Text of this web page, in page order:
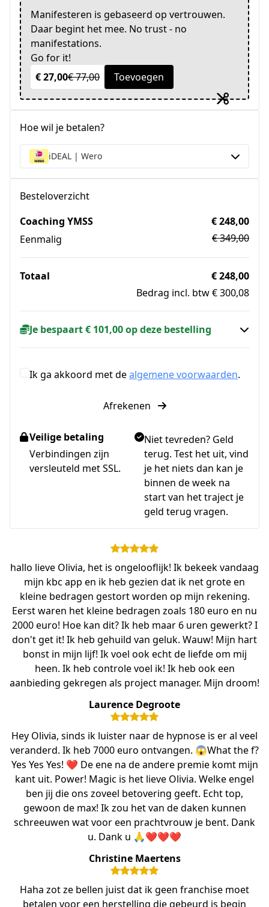
Manifesteren is gebaseerd op vertrouwen.
Daar begint het mee. No trust - no
manifestations.
Go for it!
€ 27,00€ 77,00 Toevoegen
Hoe wil je betalen?
iDEAL | Wero
Besteloverzicht
Coaching YMSS
Eenmalig
€ 248,00
€ 349,00
Totaal
€ 248,00
Bedrag incl. btw € 300,08
Je bespaart € 101,00 op deze bestelling
Ik ga akkoord met dealgemene voorwaarden.
Afrekenen
Veilige betaling
Verbindingen zijn
versleuteld met SSL.
Niet tevreden? Geld
terug. Test het uit, vind
je het niets dan kan je
binnen de week na
start van het traject je
geld terug vragen.
hallo lieve Olivia, het is ongelooflijk! Ik bekeek vandaag
mijn kbc app en ik heb gezien dat ik net grote en
kleine bedragen gestort worden op mijn rekening.
Eerst waren het kleine bedragen zoals 180 euro en nu
2000 euro! Hoe kan dit? Ik heb maar 6 uren gewerkt? I
don't get it! Ik heb gehuild van geluk. Wauw! Mijn hart
bonst in mijn lijf! Ik voel ook echt de liefde om mij
heen. Ik heb controle voel ik! Ik heb ook een
aanbieding gekregen als project manager. Mijn droom!
Laurence Degroote
Hey Olivia, sinds ik luister naar de hypnose is er al veel
veranderd. Ik heb 7000 euro ontvangen. 😱What the f?
Yes Yes Yes! ❤️ De ene na de andere premie komt mijn
kant uit. Power! Magic is het lieve Olivia. Welke engel
ben jij die ons zoveel betovering geeft. Echt top,
gewoon de max! Ik zou het van de daken kunnen
schreeuwen wat voor een prachtvrouw je bent. Dank
u. Dank u 🙏❤️❤️❤️
Christine Maertens
Haha zot ze bellen juist dat ik geen franchise moet
betalen voor een herstelling die gebeurd is begin